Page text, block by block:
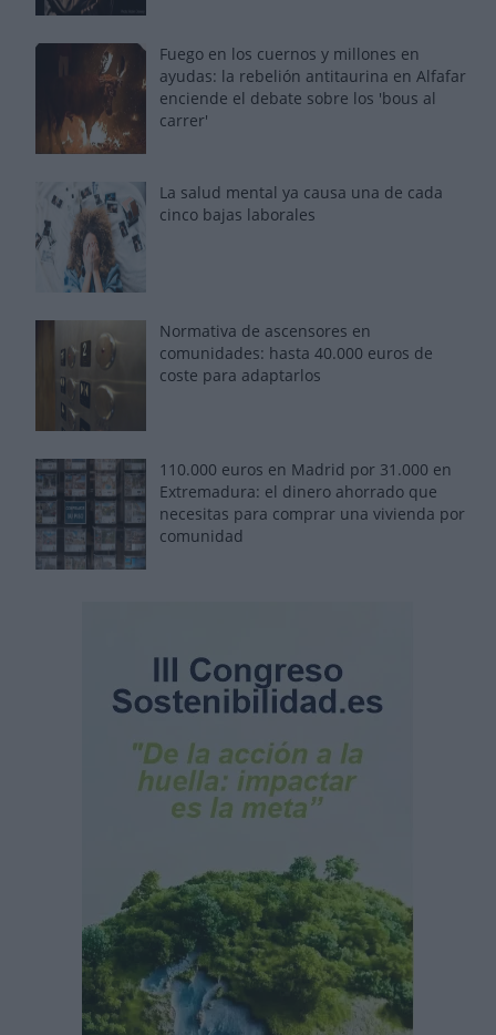
Fuego en los cuernos y millones en
ayudas: la rebelión antitaurina en Alfafar
enciende el debate sobre los 'bous al
carrer'
La salud mental ya causa una de cada
cinco bajas laborales
Normativa de ascensores en
comunidades: hasta 40.000 euros de
coste para adaptarlos
110.000 euros en Madrid por 31.000 en
Extremadura: el dinero ahorrado que
necesitas para comprar una vivienda por
comunidad